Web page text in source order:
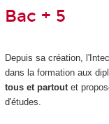
Bac + 5
Depuis sa création,
dans la formation aux
tous et partoutet
d'études.